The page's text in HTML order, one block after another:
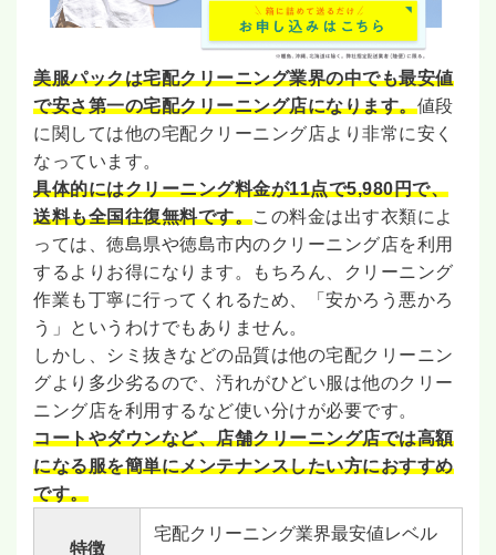
美服パックは宅配クリーニング業界の中でも最安値
で安さ第一の宅配クリーニング店になります。値段
に関しては他の宅配クリーニング店より非常に安く
なっています。
具体的にはクリーニング料金が11点で5,980円で、
送料も全国往復無料です。 この料金は出す衣類によ
っては、徳島県や徳島市内のクリーニング店を利用
するよりお得になります。もちろん、クリーニング
作業も丁寧に行ってくれるため、「安かろう悪かろ
う」というわけでもありません。
しかし、シミ抜きなどの品質は他の宅配クリーニン
グより多少劣るので、汚れがひどい服は他のクリー
ニング店を利用するなど使い分けが必要です。
コートやダウンなど、店舗クリーニング店では高額
になる服を簡単にメンテナンスしたい方におすすめ
です。
特徴
宅配クリーニング業界最安値レベル